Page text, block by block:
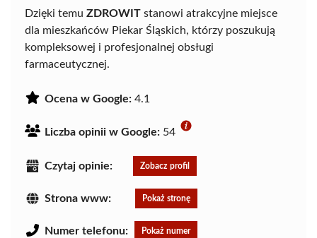
Dzięki temu ZDROWIT stanowi atrakcyjne miejsce
dla mieszkańców Piekar Śląskich, którzy poszukują
kompleksowej i profesjonalnej obsługi
farmaceutycznej.
Ocena w Google: 4.1
Liczba opinii w Google: 54
Czytaj opinie: Zobacz profil
Strona www: Pokaż stronę
Numer telefonu: Pokaż numer